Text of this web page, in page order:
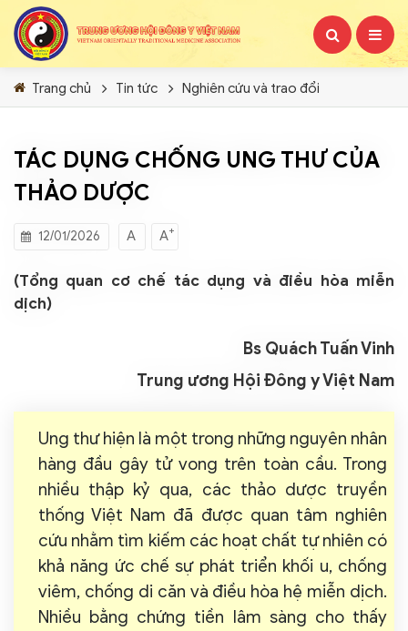
Trang chủ Tin tức Nghiên cứu và trao đổi
TÁC DỤNG CHỐNG UNG THƯ CỦA
THẢO DƯỢC
12/01/2026 A A+
(Tổng quan cơ chế tác dụng và điều hòa miễn
dịch)
Bs Quách Tuấn Vinh
Trung ương Hội Đông y Việt Nam
Ung thư hiện là một trong những nguyên nhân
hàng đầu gây tử vong trên toàn cầu. Trong
nhiều thập kỷ qua, các thảo dược truyền
thống Việt Nam đã được quan tâm nghiên
cứu nhằm tìm kiếm các hoạt chất tự nhiên có
khả năng ức chế sự phát triển khối u, chống
viêm, chống di căn và điều hòa hệ miễn dịch.
Nhiều bằng chứng tiền lâm sàng cho thấy